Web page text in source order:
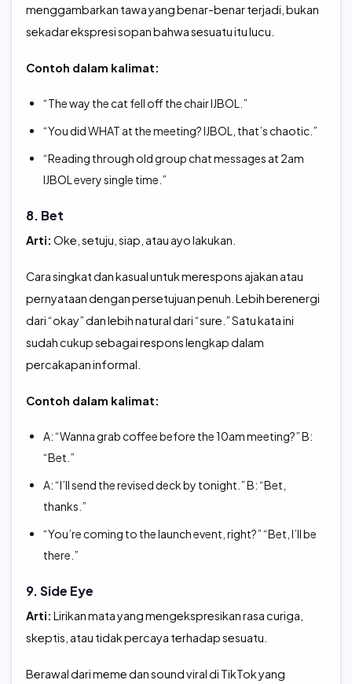
menggambarkan tawa yang benar-benar terjadi, bukan
sekadar ekspresi sopan bahwa sesuatu itu lucu.
Contoh dalam kalimat:
“The way the cat fell off the chair IJBOL.”
“You did WHAT at the meeting? IJBOL, that’s chaotic.”
“Reading through old group chat messages at 2am
IJBOL every single time.”
8. Bet
Arti: Oke, setuju, siap, atau ayo lakukan.
Cara singkat dan kasual untuk merespons ajakan atau
pernyataan dengan persetujuan penuh. Lebih berenergi
dari “okay” dan lebih natural dari “sure.” Satu kata ini
sudah cukup sebagai respons lengkap dalam
percakapan informal.
Contoh dalam kalimat:
A: “Wanna grab coffee before the 10am meeting?” B:
“Bet.”
A: “I’ll send the revised deck by tonight.” B: “Bet,
thanks.”
“You’re coming to the launch event, right?” “Bet, I’ll be
there.”
9. Side Eye
Arti: Lirikan mata yang mengekspresikan rasa curiga,
skeptis, atau tidak percaya terhadap sesuatu.
Berawal dari meme dan sound viral di TikTok yang